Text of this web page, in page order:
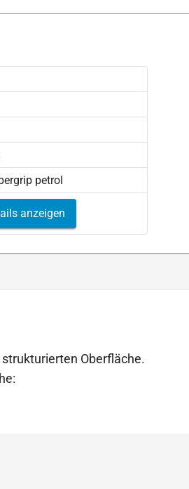
petrol
anzeigen
Oberfläche.